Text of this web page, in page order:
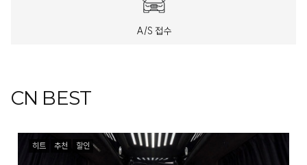
A/S 접수
CN BEST
히트 추천 할인